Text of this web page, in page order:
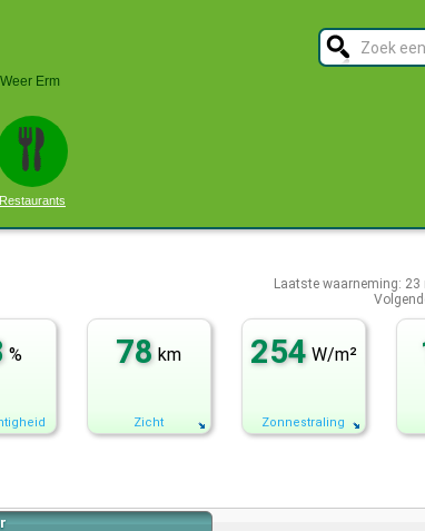
Weer Erm
Restaurants
Laatste waarneming: 23
% 78 km
Zicht
254 W/m²
Zonnestraling